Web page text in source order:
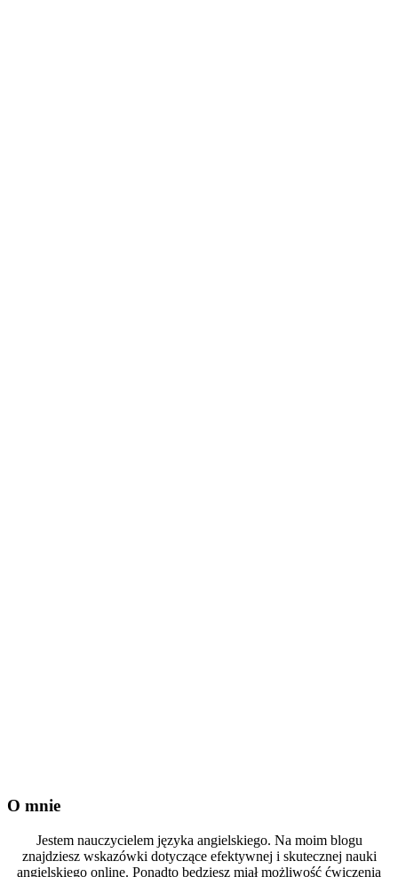
O mnie
Jestem nauczycielem języka angielskiego. Na moim blogu
znajdziesz wskazówki dotyczące efektywnej i skutecznej nauki
angielskiego online. Ponadto będziesz miał możliwość ćwiczenia